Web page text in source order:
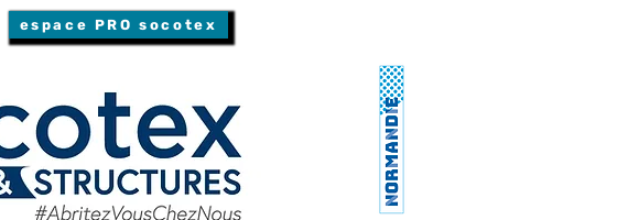
espace PRO socotex